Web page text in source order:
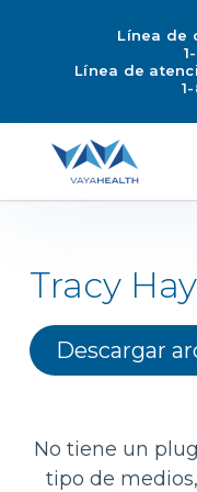
Línea de
Línea de
contenido
Tracy
Descargar
No tiene un
tipo de